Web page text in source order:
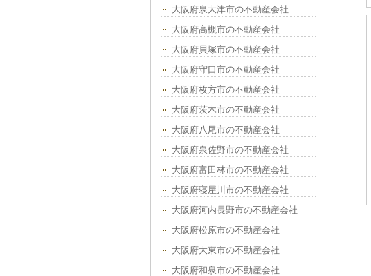
大阪府泉大津市の不動産会社
大阪府高槻市の不動産会社
大阪府貝塚市の不動産会社
大阪府守口市の不動産会社
大阪府枚方市の不動産会社
大阪府茨木市の不動産会社
大阪府八尾市の不動産会社
大阪府泉佐野市の不動産会社
大阪府富田林市の不動産会社
大阪府寝屋川市の不動産会社
大阪府河内長野市の不動産会社
大阪府松原市の不動産会社
大阪府大東市の不動産会社
大阪府和泉市の不動産会社